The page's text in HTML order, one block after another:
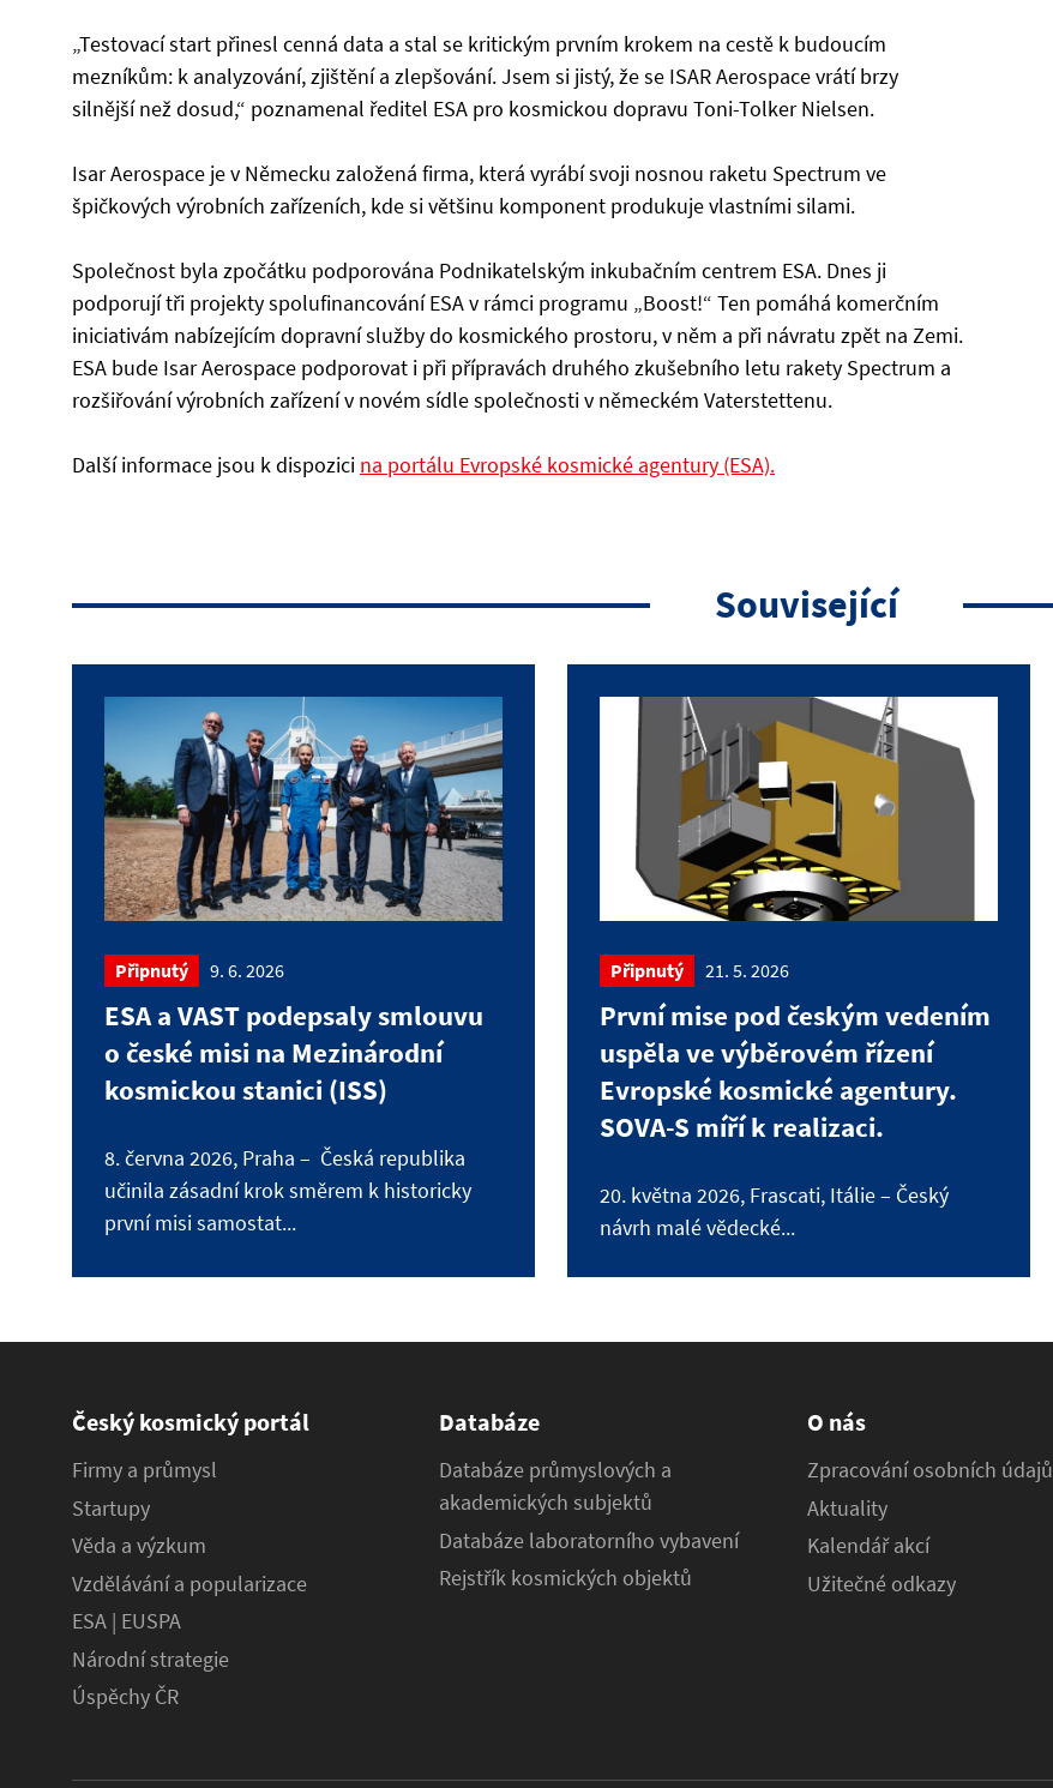
„Testovací start přinesl cenná data a stal se kritickým prvním krokem na cestě k budoucím
mezníkům: k analyzování, zjištění a zlepšování. Jsem si jistý, že se ISAR Aerospace vrátí brzy
silnější než dosud,“ poznamenal ředitel ESA pro kosmickou dopravu Toni-Tolker Nielsen.
Isar Aerospace je v Německu založená firma, která vyrábí svoji nosnou raketu Spectrum ve
špičkových výrobních zařízeních, kde si většinu komponent produkuje vlastními silami.
Společnost byla zpočátku podporována Podnikatelským inkubačním centrem ESA. Dnes ji
podporují tři projekty spolufinancování ESA v rámci programu „Boost!“ Ten pomáhá komerčním
iniciativám nabízejícím dopravní služby do kosmického prostoru, v něm a při návratu zpět na Zemi.
ESA bude Isar Aerospace podporovat i při přípravách druhého zkušebního letu rakety Spectrum a
rozšiřování výrobních zařízení v novém sídle společnosti v německém Vaterstettenu.
Další informace jsou k dispozici na portálu Evropské kosmické agentury (ESA).
Související
Připnutý 9. 6. 2026
ESA a VAST podepsaly smlouvu
o české misi na Mezinárodní
kosmickou stanici (ISS)
8. června 2026, Praha – Česká republika
učinila zásadní krok směrem k historicky
první misi samostat...
Připnutý 21. 5. 2026
První mise pod českým vedením
uspěla ve výběrovém řízení
Evropské kosmické agentury.
SOVA-S míří k realizaci.
20. května 2026, Frascati, Itálie – Český
návrh malé vědecké...
Český kosmický portál
Firmy a průmysl
Startupy
Věda a výzkum
Vzdělávání a popularizace
ESA | EUSPA
Národní strategie
Úspěchy ČR
Databáze
Databáze průmyslových a
akademických subjektů
Databáze laboratorního vybavení
Rejstřík kosmických objektů
O nás
Zpracování osobních údajů
Aktuality
Kalendář akcí
Užitečné odkazy